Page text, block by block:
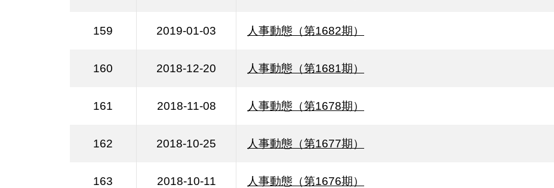
159 2019-01-03 人事動態（第1682期）
160 2018-12-20 人事動態（第1681期）
161 2018-11-08 人事動態（第1678期）
162 2018-10-25 人事動態（第1677期）
163 2018-10-11 人事動態（第1676期）